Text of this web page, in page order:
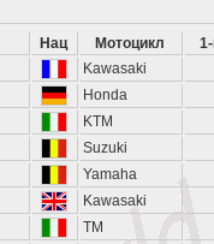
Нац Мотоцикл
Kawasaki
Honda
KTM
Suzuki
Yamaha
Kawasaki
TM